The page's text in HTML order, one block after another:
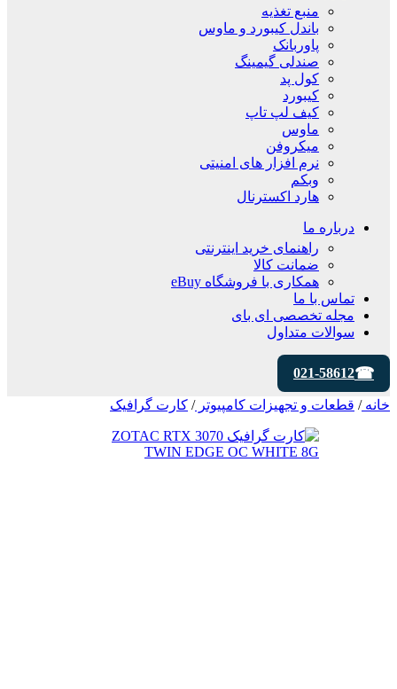
منبع تغذیه
باندل کیبورد و ماوس
پاوربانک
صندلی گیمینگ
کول پد
کیبورد
کیف لپ تاپ
ماوس
میکروفن
نرم افزار های امنیتی
وبکم
هارد اکسترنال
درباره ما
راهنمای خرید اینترنتی
ضمانت کالا
همکاری با فروشگاه eBuy
تماس با ما
مجله تخصصی ای‌ بای
سوالات متداول
021-58612
خانه/ قطعات و تجهیزات کامپیوتر/ کارت گرافیک